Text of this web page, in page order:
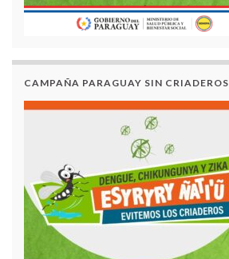
CAMPAÑA PARAGUAY SIN CRIADEROS